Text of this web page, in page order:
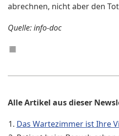
abrechnen, nicht aber den
Quelle: info-doc
◼︎
Alle Artikel aus dieser
Das Wartezimmer ist Ihre